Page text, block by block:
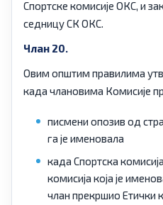
Спортске комисије ОКС, и
седницу СК ОКС.
Члан 20.
Овим општим правилима
када члановима Комисије
писмени опозив од
га је именовала
када Спортска
комисија која је
члан прекршио Етички